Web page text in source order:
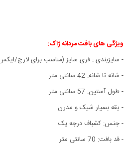
ویژگی هایبافت مردانه ژاک:
- سايزبندی : فری سایز (مناسب برای لارج/
- شانه تا شانه: 42 سانتی متر
- طول آستين: 57 سانتی متر
- یقه بسیار شیک و مدرن
- جنس: کشباف درجه يک
- قد بافت: 70 سانتی متر